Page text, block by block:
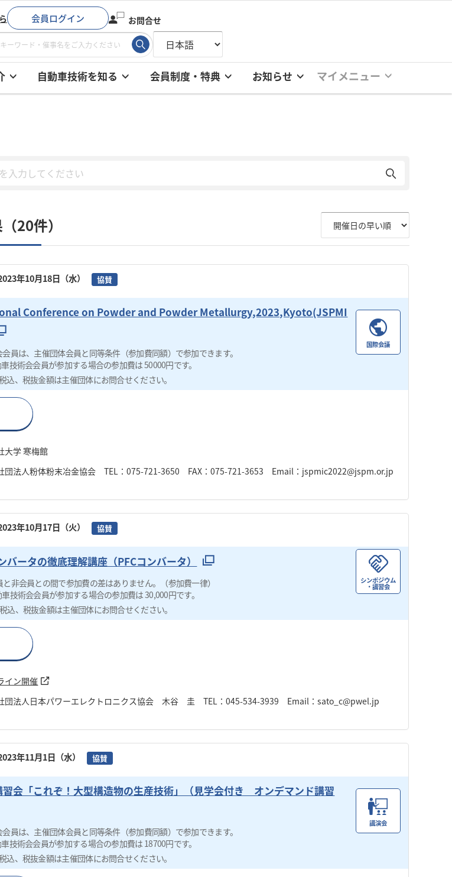
会員ログイン お問合せ
自動車技術を知る 会員制度・特典 お知らせ マイメニュー
20件）
年10月18日（水） 協賛
Conference on Powder and Powder Metallurgy,2023,Kyoto(JSPMI
員は、主催団体会員と同等条件（参加費同額）で参加できます。
技術会会員が参加する場合の参加費は 50000円です。
込、税抜金額は主催団体にお問合せください。
国際会議
大学 寒梅館
団法人粉体粉末冶金協会 TEL：075-721-3650 FAX：075-721-3653 Email：jspmic2022@jspm.or.jp
年10月17日（火） 協賛
バータの徹底理解講座（PFCコンバータ）
非会員との間で参加費の差はありません。（参加費一律）
技術会会員が参加する場合の参加費は 30,000円です。
込、税抜金額は主催団体にお問合せください。
シンポジウム
・講習会
イン開催
団法人日本パワーエレクトロニクス協会 木谷 圭 TEL：045-534-3939 Email：sato_c@pwel.jp
年11月1日（水） 協賛
会「これぞ！大型構造物の生産技術」（見学会付き オンデマンド講習
員は、主催団体会員と同等条件（参加費同額）で参加できます。
技術会会員が参加する場合の参加費は 18700円です。
込、税抜金額は主催団体にお問合せください。
講演会